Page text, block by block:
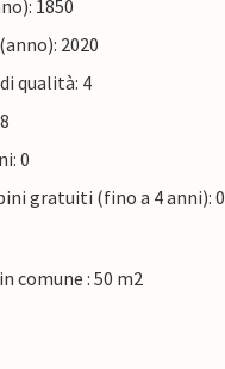
1850
2020
qualità: 4
0
gratuiti (fino a 4 anni): 0
comune : 50 m2